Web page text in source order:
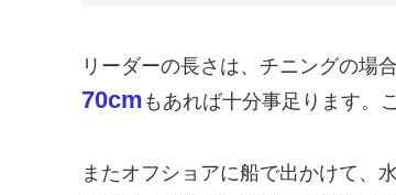
リーダーの長さは、チニングの場
70cm もあれば十分事足ります。
またオフショアに船で出かけて、